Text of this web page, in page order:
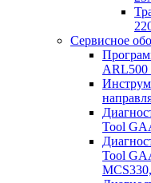
Сервисное
ARL500
Tool
Tool